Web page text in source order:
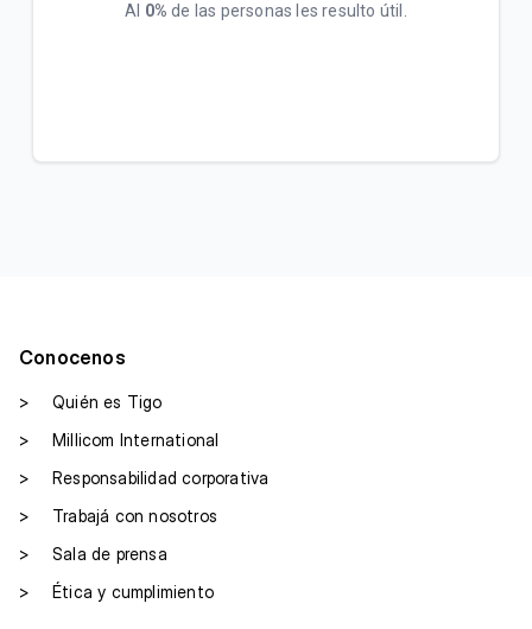
Al 0% de las personas les resulto útil.
Conocenos
>
Quién es Tigo
>
Millicom International
>
Responsabilidad corporativa
>
Trabajá con nosotros
>
Sala de prensa
>
Ética y cumplimiento